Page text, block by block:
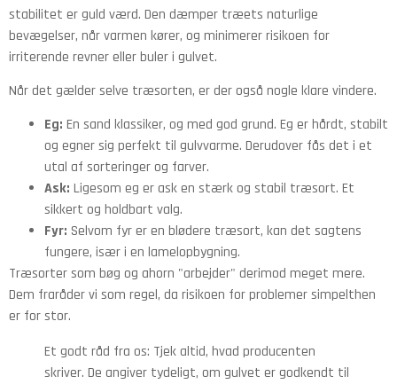
stabilitet er guld værd. Den dæmper træets naturlige
bevægelser, når varmen kører, og minimerer risikoen for
irriterende revner eller buler i gulvet.
Når det gælder selve træsorten, er der også nogle klare vindere.
Eg: En sand klassiker, og med god grund. Eg er hårdt, stabilt
og egner sig perfekt til gulvvarme. Derudover fås det i et
utal af sorteringer og farver.
Ask: Ligesom eg er ask en stærk og stabil træsort. Et
sikkert og holdbart valg.
Fyr: Selvom fyr er en blødere træsort, kan det sagtens
fungere, især i en lamelopbygning.
Træsorter som bøg og ahorn "arbejder" derimod meget mere.
Dem fraråder vi som regel, da risikoen for problemer simpelthen
er for stor.
Et godt råd fra os: Tjek altid, hvad producenten
skriver. De angiver tydeligt, om gulvet er godkendt til